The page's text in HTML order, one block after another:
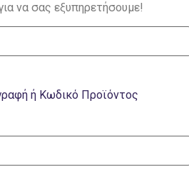
να σας εξυπηρετήσουμε!
ή Κωδικό Προϊόντος